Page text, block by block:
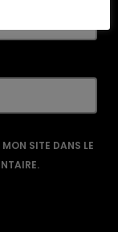
SITE DANS LE